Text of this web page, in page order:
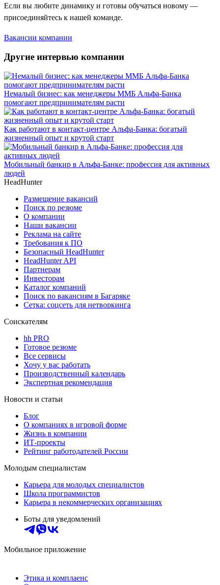
Если вы любите динамику и готовы обучаться новому —
присоединяйтесь к нашей команде.
Вакансии компании
Другие интервью компании
Немалый бизнес: как менеджеры ММБ Альфа-Банка
помогают предпринимателям расти
Как работают в контакт-центре Альфа-Банка: богатый
жизненный опыт и крутой старт
Мобильный банкир в Альфа-Банке: профессия для активных
людей
HeadHunter
Размещение вакансий
Поиск по резюме
О компании
Наши вакансии
Реклама на сайте
Требования к ПО
Безопасный HeadHunter
HeadHunter API
Партнерам
Инвесторам
Каталог компаний
Поиск по вакансиям в Багаряке
Сетка: соцсеть для нетворкинга
Соискателям
hh PRO
Готовое резюме
Все сервисы
Хочу у вас работать
Производственный календарь
Экспертная рекомендация
Новости и статьи
Блог
О компаниях в игровой форме
Жизнь в компании
ИТ-проекты
Рейтинг работодателей России
Молодым специалистам
Карьера для молодых специалистов
Школа программистов
Карьера в некоммерческих организациях
Боты для уведомлений
Мобильное приложение
Этика и комплаенс